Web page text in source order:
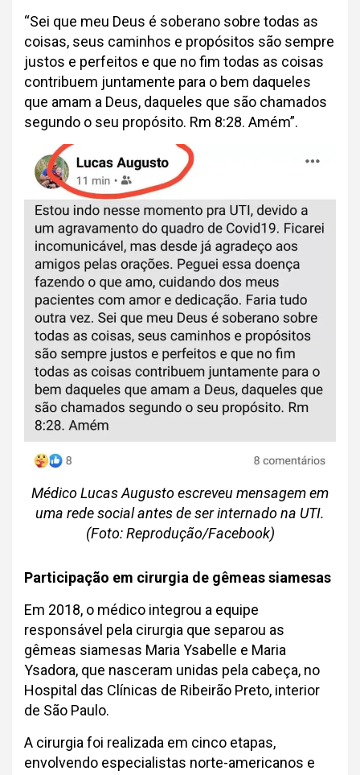
“Sei que meu Deus é soberano sobre todas as
coisas, seus caminhos e propósitos são sempre
justos e perfeitos e que no fim todas as coisas
contribuem juntamente para o bem daqueles
que amam a Deus, daqueles que são chamados
segundo o seu propósito. Rm 8:28. Amém”.
Médico Lucas Augusto escreveu mensagem em
uma rede social antes de ser internado na UTI.
(Foto: Reprodução/Facebook)
Participação em cirurgia de gêmeas siamesas
Em 2018, o médico integrou a equipe
responsável pela cirurgia que separou as
gêmeas siamesas Maria Ysabelle e Maria
Ysadora, que nasceram unidas pela cabeça, no
Hospital das Clínicas de Ribeirão Preto, interior
de São Paulo.
A cirurgia foi realizada em cinco etapas,
envolvendo especialistas norte-americanos e